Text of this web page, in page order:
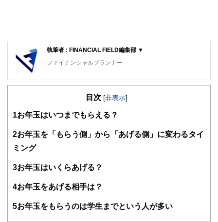
執筆者 : FINANCIAL FIELD編集部 ▼
ファイナンシャルプランナー
FinancialField編集部は、金融、経済に関する記事を、日々
知識がない方でも理解できるようわかりやすく発信していま
得者を中心に「お金や暮らし」に関する書籍・雑誌の編集経
験者で構成され、企画立案から記事掲載まですべての工程に
FinancialFieldの特徴は、ファイナンシャルプランナー、弁
ドバイザー、DCプランナー、公認会計士、社会保険労務
士、行政書士、投資アナリスト、キャリアコンサルタントな
かしく感じられる年金や税金、相続、保険、ローンなどの話
目次 [非表示]
1 お年玉はいつまでもらえる？
2お年玉を「もらう側」から「あげる側」に変わるタイ
ミング
3お年玉はいくらあげる？
4お年玉をあげる相手は？
5お年玉をもらうのは学生までという人が多い